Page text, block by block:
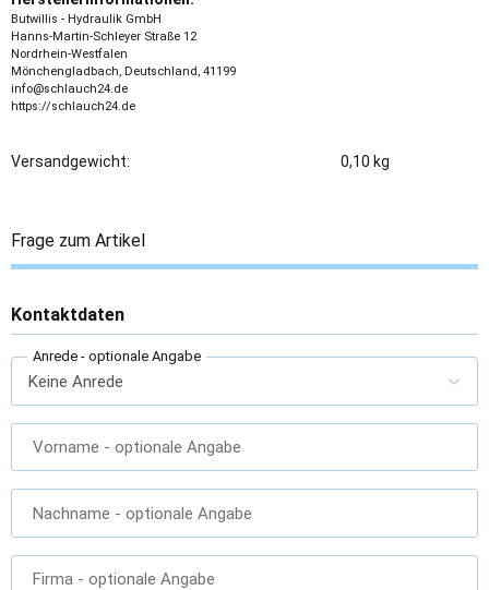
Butwillis - Hydraulik GmbH
Hanns-Martin-Schleyer Straße 12
Nordrhein-Westfalen
Mönchengladbach, Deutschland, 41199
info@schlauch24.de
https://schlauch24.de
Versandgewicht: 0,10 kg
Frage zum Artikel
Kontaktdaten
Anrede - optionale Angabe
Vorname - optionale Angabe
Nachname - optionale Angabe
Firma - optionale Angabe